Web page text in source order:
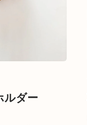
ルダー